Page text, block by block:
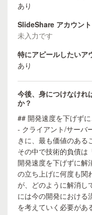
あり
SlideShare アカウント
未入力です
特にアピールしたいア
あり
今後、身につけなけれ
か？
## 開発速度を下げず
- クライアント/サーバ
きに、最も価値のある
その中で技術的負債は
開発速度を下げずに解
の立ち上げに何度も関
が、どのように解消し
には今の開発における
を考えていく必要があ